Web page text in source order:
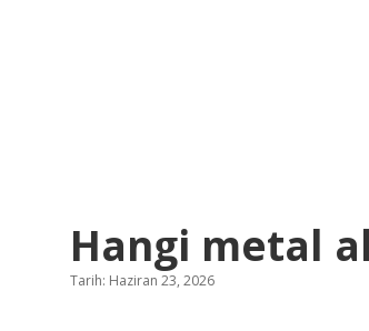
Hangi metal
Tarih: Haziran 23, 2026